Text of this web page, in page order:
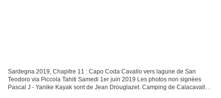
Sardegna 2019, Chapitre 11 : Capo Coda Cavallo vers lagune de San
Teodoro via Piccola Tahiti Samedi 1er juin 2019 Les photos non signées
Pascal J - Yanike Kayak sont de Jean Drouglazet. Camping de Calacavallo.